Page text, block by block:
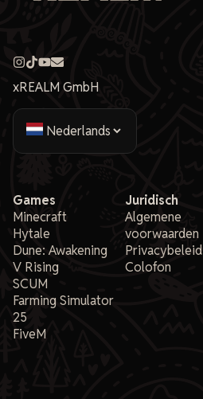
xREALM GmbH
Games
Minecraft
Hytale
Dune: Awakening
V Rising
SCUM
Farming Simulator
25
FiveM
Juridisch
Algemene
voorwaarden
Privacybeleid
Colofon